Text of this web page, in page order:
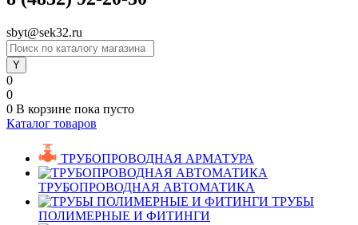
sbyt@sek32.ru
0
0
0 В корзине пока пусто
Каталог товаров
ТРУБОПРОВОДНАЯ АРМАТУРА
ТРУБОПРОВОДНАЯ АВТОМАТИКА
ТРУБЫ
ПОЛИМЕРНЫЕ И ФИТИНГИ